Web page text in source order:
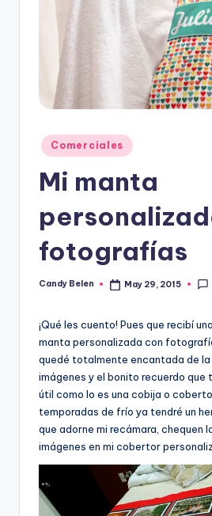
Posted
in
Comerciales
Mi manta
fotografías
Posted
Candy Belen May 29, 2015
¡Qué les cuento! Pues que recibí una
manta personalizada con
quedé totalmente encantada de la
imágenes y el bonito recuerdo que
útil como lo es una cobija o
temporadas de frío ya tendré un
que adorne mi recámara, chequen
imágenes en mi cobertor